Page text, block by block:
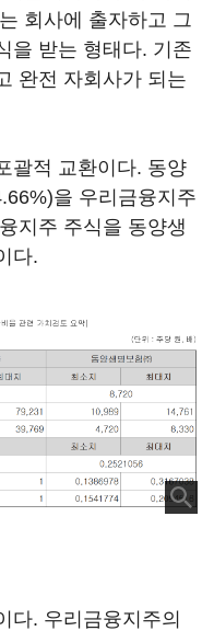
회사에 출자하고 그
을 받는 형태다. 기존
완전 자회사가 되는
괄적 교환이다. 동양
을 우리금융지주
지주 주식을 동양생
다.
다. 우리금융지주의